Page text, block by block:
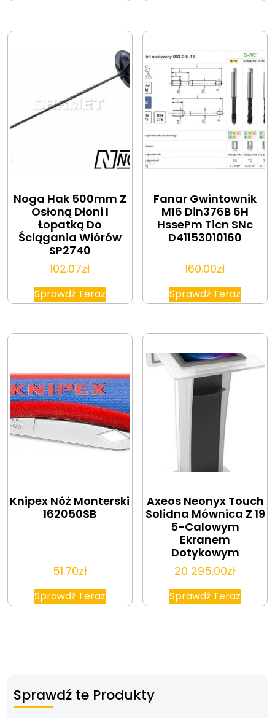
Noga Hak 500mm Z
Osłoną Dłoni I
Łopatką Do
Ściągania Wiórów
SP2740
102.07zł
Sprawdź Teraz
Fanar Gwintownik
M16 Din376B 6H
HssePm Ticn SNc
D41153010160
160.00zł
Sprawdź Teraz
Knipex Nóż Monterski
162050SB
51.70zł
Sprawdź Teraz
Axeos Neonyx Touch
Solidna Mównica Z 19
5-Calowym
Ekranem
Dotykowym
20 295.00zł
Sprawdź Teraz
Sprawdź te Produkty